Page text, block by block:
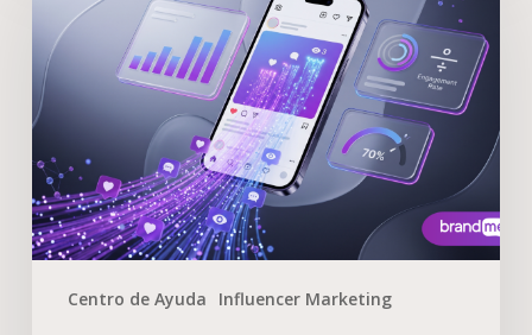
Centro de Ayuda Influencer Marketing